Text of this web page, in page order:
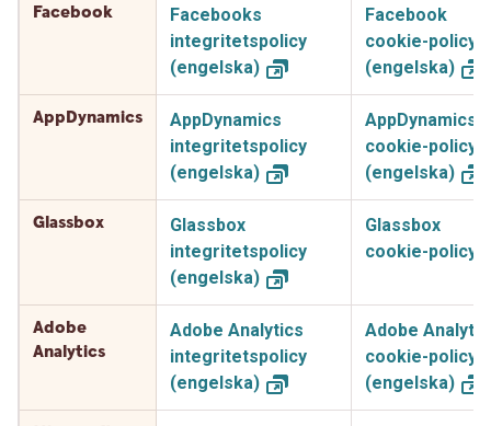
Facebook
Facebooks
integritetspolicy
(engelska)
Facebook
cookie-policy
(engelska)
AppDynamics
AppDynamics
integritetspolicy
(engelska)
AppDynamics
cookie-policy
(engelska)
Glassbox
Glassbox
integritetspolicy
(engelska)
Glassbox
cookie-policy
Adobe
Analytics
Adobe Analytics
integritetspolicy
(engelska)
Adobe
cookie-policy
(engelska)